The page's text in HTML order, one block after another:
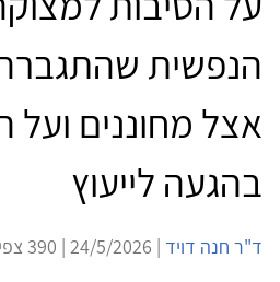
הנפשית
אצל מחוננים
בהגעה לייעוץ
ד"ר חנה דויד | 24/5/2026 | 390 צפיות |